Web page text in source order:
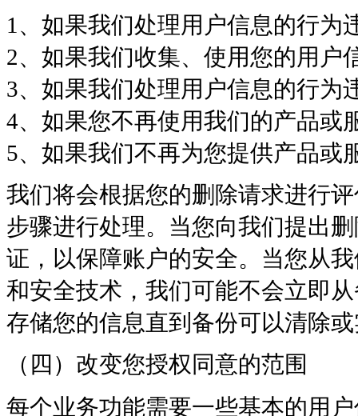
1、如果我们处理用户信息的行为
2、如果我们收集、使用您的用户
3、如果我们处理用户信息的行为
4、如果您不再使用我们的产品或
5、如果我们不再为您提供产品或
我们将会根据您的删除请求进行
步骤进行处理。当您向我们提出
证，以保障账户的安全。当您从
和安全技术，我们可能不会立即
存储您的信息直到备份可以清除
（四）改变您授权同意的范围
每个业务功能需要一些基本的用